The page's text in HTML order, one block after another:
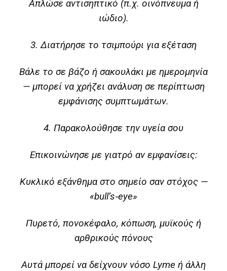
Απλώσε αντισηπτικό (π.χ. οινόπνευμα ή
ιώδιο).
3. Διατήρησε το τσιμπούρι για εξέταση
Βάλε το σε βάζο ή σακουλάκι με ημερομηνία
— μπορεί να χρήζει ανάλυση σε περίπτωση
εμφάνισης συμπτωμάτων.
4. Παρακολούθησε την υγεία σου
Επικοινώνησε με γιατρό αν εμφανίσεις:
Κυκλικό εξάνθημα στο σημείο σαν στόχος —
«bull’s‑eye»
Πυρετό, πονοκέφαλο, κόπωση, μυϊκούς ή
αρθρικούς πόνους
Αυτά μπορεί να δείχνουν νόσο Lyme ή άλλη